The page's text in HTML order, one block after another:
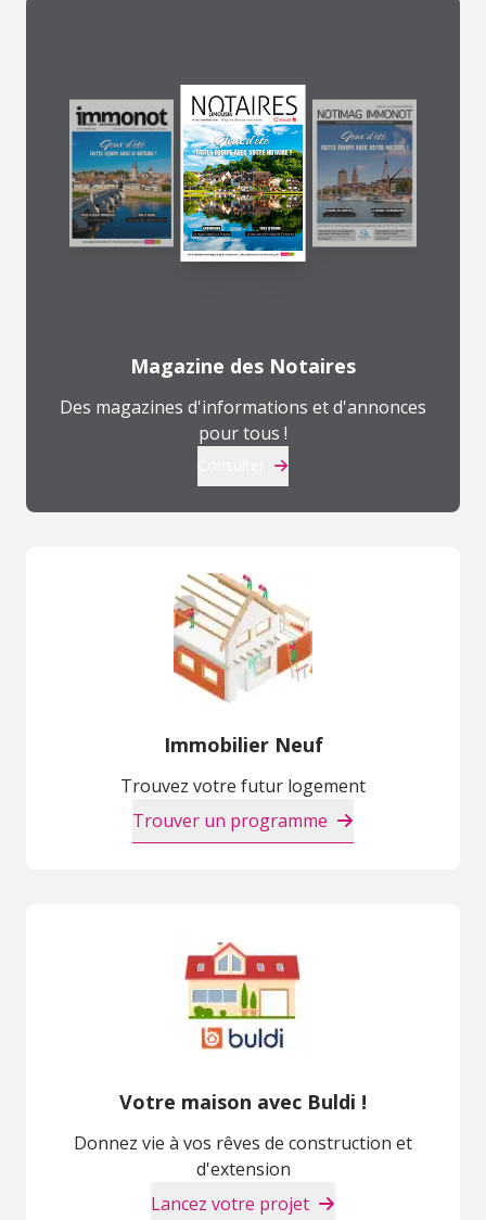
Magazine des Notaires
Des magazines d'informations et d'annonces
pour tous !
Immobilier Neuf
Trouvez votre futur logement
Trouver un programme
Votre maison avec Buldi !
Donnez vie à vos rêves de construction et
d'extension
Lancez votre projet